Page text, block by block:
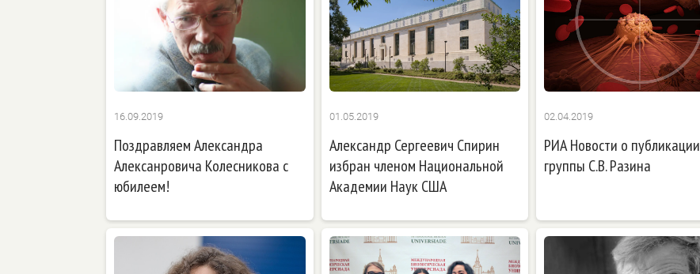
16.09.2019
Поздравляем Александра
Алексанровича Колесникова с
юбилеем!
01.05.2019
Александр Сергеевич Спирин
избран членом Национальной
Академии Наук США
02.04.2019
РИА Новости о публикации
группы С.В. Разина